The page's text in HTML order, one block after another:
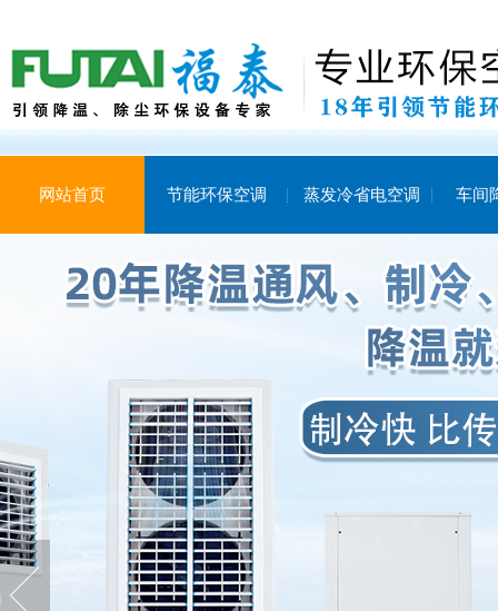
网站首页 节能环保空调 蒸发冷省电空调 车间